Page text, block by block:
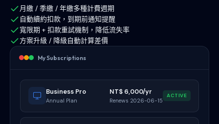
My Subscriptions
Business Pro
Annual Plan
NT$ 6,000/yr
Renews 2026-06-15
ACTIVE
月繳 / 季繳 / 年繳多種計費週期
自動續約扣款，到期前通知提醒
寬限期 + 扣款重試機制，降低流失率
方案升級 / 降級自動計算差價